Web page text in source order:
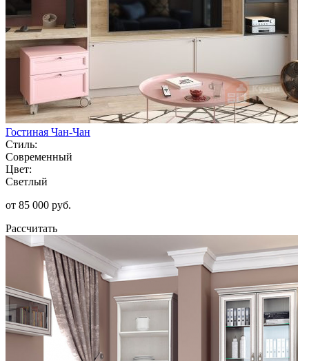
Гостиная Чан-Чан
Стиль:
Современный
Цвет:
Светлый
от 85 000 руб.
Рассчитать